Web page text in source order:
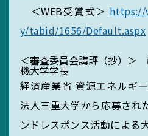
＜WEB受賞式＞
y/tabid/1656/Default.aspx
＜審査委員会講評（抄）＞
機大学学長
経済産業省 資源エネルギ
法人三重大学から応募され
ンドレスポンス活動による